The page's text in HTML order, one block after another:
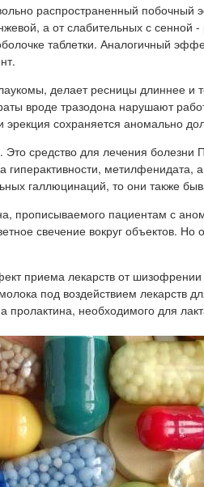
распространенный побочный
а от слабительных с сенной
таблетки. Аналогичный
делает ресницы длиннее и
вроде тразодона нарушают
эрекция сохраняется аномально
средство для лечения
метилфенидата,
галлюцинаций, то они также
прописываемого пациентам с
свечение вокруг объектов.
приема лекарств от шизофрении
под воздействием лекарств
необходимого для